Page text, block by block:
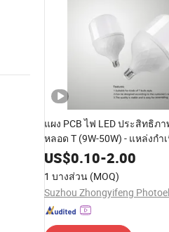
แผง PCB ไฟ LED ประสิทธิภ
หลอด T (9W-50W) - แหล่งกำ
US$0.10-2.00
1 บางส่วน (MOQ)